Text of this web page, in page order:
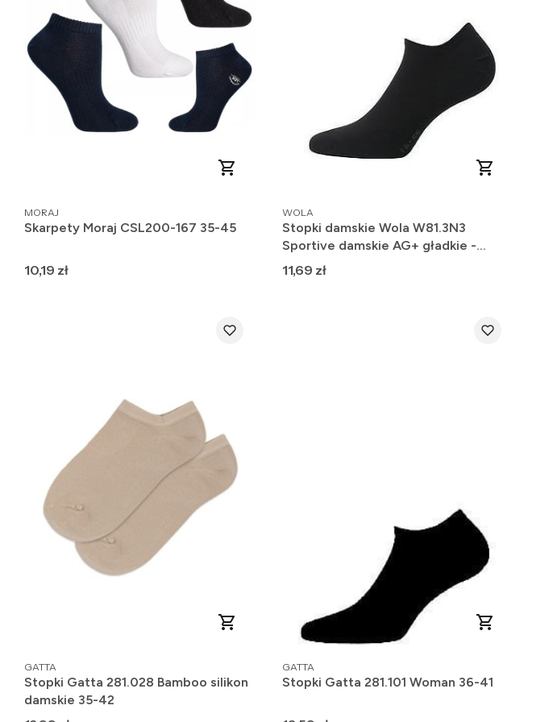
PRODUCENT
MORAJ
Skarpety Moraj CSL200-167 35-45
Cena
10,19 zł
PRODUCENT
WOLA
Stopki damskie Wola W81.3N3
Sportive damskie AG+ gładkie -
sportowe
Cena
11,69 zł
PRODUCENT
GATTA
Stopki Gatta 281.028 Bamboo silikon
damskie 35-42
PRODUCENT
GATTA
Stopki Gatta 281.101 Woman 36-41